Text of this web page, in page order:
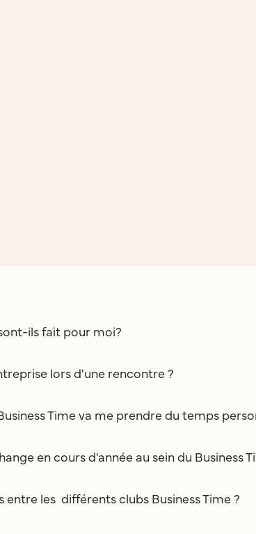
ils fait pour moi?
lors d'une rencontre ?
Time va me prendre du temps
en cours d'année au sein du Business
entre les différents clubs Business Time ?